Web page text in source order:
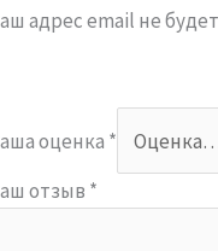
адрес email не
оценка *
отзыв *